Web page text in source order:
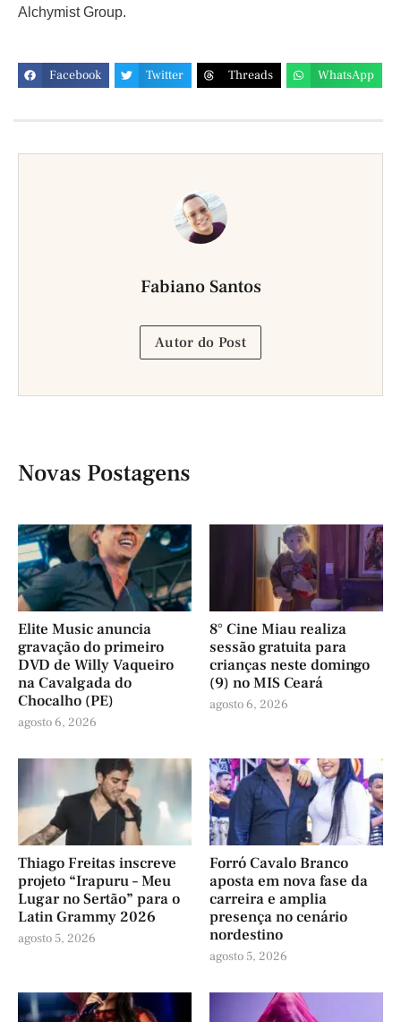
Alchymist Group.
Facebook Twitter Threads WhatsApp
Fabiano Santos
Autor do Post
Novas Postagens
Elite Music anuncia
gravação do primeiro
DVD de Willy Vaqueiro
na Cavalgada do
Chocalho (PE)
agosto 6, 2026
8° Cine Miau realiza
sessão gratuita para
crianças neste domingo
(9) no MIS Ceará
agosto 6, 2026
Thiago Freitas inscreve
projeto “Irapuru – Meu
Lugar no Sertão” para o
Latin Grammy 2026
agosto 5, 2026
Forró Cavalo Branco
aposta em nova fase da
carreira e amplia
presença no cenário
nordestino
agosto 5, 2026